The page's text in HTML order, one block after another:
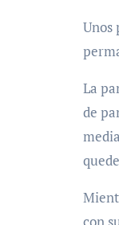
Unos
La
de